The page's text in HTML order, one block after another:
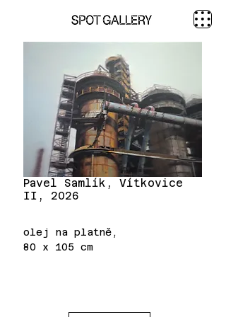
Pavel Samlík, Vítkovice
II, 2026
olej na platně,
80 x 105 cm